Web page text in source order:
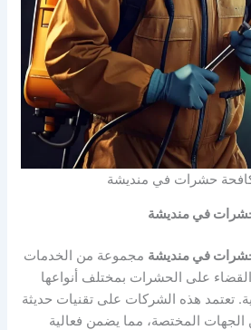
حشرات في منديشة
في منديشة مجموعة من الخدمات
على الحشرات بمختلف أنواعها
تعتمد هذه الشركات على تقنيات حديثة
الجهات المختصة، مما يضمن فعالية